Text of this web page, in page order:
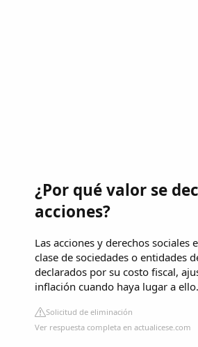
¿Por qué valor se
acciones?
Las acciones y derechos sociales
clase de sociedades o entidades
declarados por su costo fiscal,
inflación cuando haya lugar a ello.
Solicitud de eliminación
Ver respuesta completa en actualicese.com